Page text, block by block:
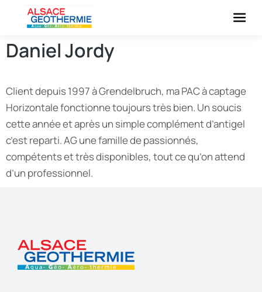
Daniel Jordy
Client depuis 1997 à Grendelbruch, ma PAC à captage
Horizontale fonctionne toujours très bien. Un soucis
cette année et après un simple complément d’antigel
c’est reparti. AG une famille de passionnés,
compétents et très disponibles, tout ce qu’on attend
d’un professionnel.